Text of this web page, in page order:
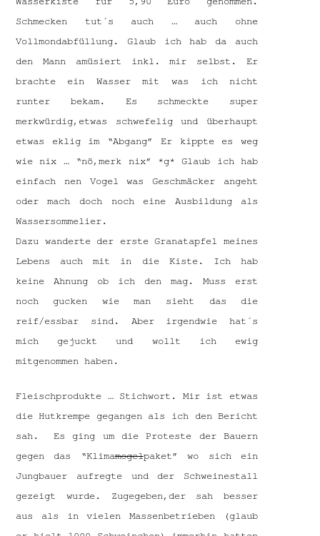
Schmecken tut´s auch … auch ohne
Vollmondabfüllung. Glaub ich hab da auch
den Mann amüsiert inkl. mir selbst. Er
brachte ein Wasser mit was ich nicht
runter bekam. Es schmeckte super
merkwürdig,etwas schwefelig und überhaupt
etwas eklig im “Abgang” Er kippte es weg
wie nix … “nö,merk nix” *g* Glaub ich hab
einfach nen Vogel was Geschmäcker angeht
oder mach doch noch eine Ausbildung als
Wassersommelier.
Dazu wanderte der erste Granatapfel meines
Lebens auch mit in die Kiste. Ich hab
keine Ahnung ob ich den mag. Muss erst
noch gucken wie man sieht das die
reif/essbar sind. Aber irgendwie hat´s
mich gejuckt und wollt ich ewig
mitgenommen haben.
Fleischprodukte … Stichwort. Mir ist etwas
die Hutkrempe gegangen als ich den Bericht
sah. Es ging um die Proteste der Bauern
gegen das “Klimamogelpaket” wo sich ein
Jungbauer aufregte und der Schweinestall
gezeigt wurde. Zugegeben,der sah besser
aus als in vielen Massenbetrieben (glaub